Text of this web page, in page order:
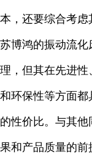
本，还要综合考
苏博鸿的振动流
理，但其在先进
和环保性等方面
的性价比。与其
果和产品质量的